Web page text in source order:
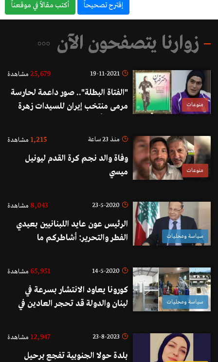
إقترح تصحيحاً أكتب مقالاً في موقعناً
زوارنا يتصفحون الآن
منوعات
19-11-2021
25,679 مشاهدة
"الفتاة البطلة".. صور داعمة لحارسة
مرمى منتخب إيران للسيدات زهرة
التنمّر
منوعات
منذ 23 ساعة 1,215 مشاهدة
وفاة والد نجم كرة القدم ليونيل
ميسي
سياسة ومحليات
23-5-2020
8,043 مشاهدة
الرئيس عون عايد اللبنانيين بعيدي
الفطر والتحرير: أشاطركم ما
الأيام...نحن شعب يختلف في
قادر دوماً على مجابهة التحديات
سياسة ومحليات
14-5-2020
65,951 مشاهدة
كورونا يعاود الانتشار بسرعة في
لبنان والدولة قد تحجر العادين في
فقط على «ضمير» الناس للالتزام
23-8-2023
12,947 مشاهدة
بلدة حولا الجنوبية تفجع برحيل